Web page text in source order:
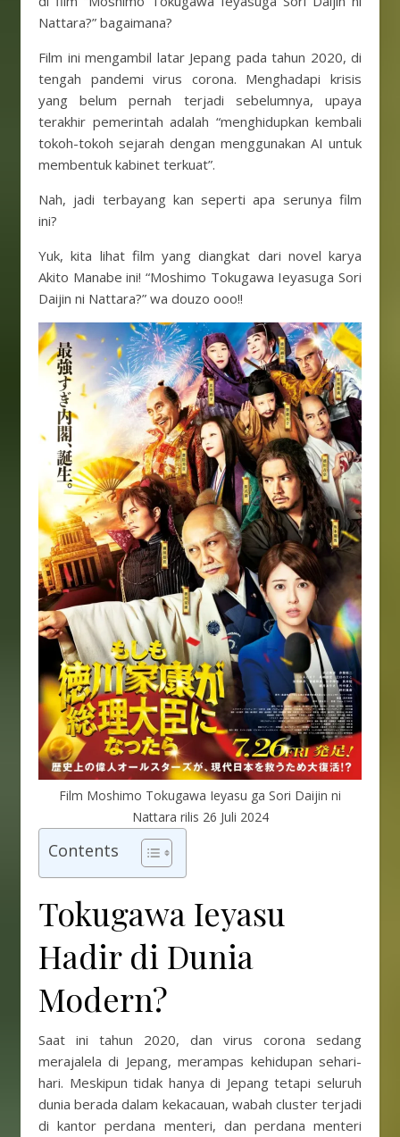
Nattara?” bagaimana?
Film ini mengambil latar Jepang pada tahun 2020, di
tengah pandemi virus corona. Menghadapi krisis
yang belum pernah terjadi sebelumnya, upaya
terakhir pemerintah adalah “menghidupkan kembali
tokoh-tokoh sejarah dengan menggunakan AI untuk
membentuk kabinet terkuat”.
Nah, jadi terbayang kan seperti apa serunya film
ini?
Yuk, kita lihat film yang diangkat dari novel karya
Akito Manabe ini! “Moshimo Tokugawa Ieyasuga Sori
Daijin ni Nattara?” wa douzo ooo!!
Film Moshimo Tokugawa Ieyasu ga Sori Daijin ni
Nattara rilis 26 Juli 2024
Contents
Tokugawa Ieyasu
Hadir di Dunia
Modern?
Saat ini tahun 2020, dan virus corona sedang
merajalela di Jepang, merampas kehidupan sehari-
hari. Meskipun tidak hanya di Jepang tetapi seluruh
dunia berada dalam kekacauan, wabah cluster terjadi
di kantor perdana menteri, dan perdana menteri